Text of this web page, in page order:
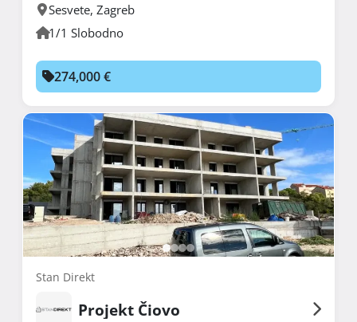
Sesvete, Zagreb
1/1 Slobodno
274,000 €
Stan Direkt
Projekt Čiovo